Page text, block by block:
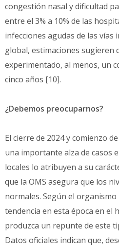
congestión nasal y dificultad
entre el 3% a 10% de las
infecciones agudas de las vías
global, estimaciones sugieren
experimentado, al menos, un
cinco años [10].
¿Debemos preocuparnos?
El cierre de 2024 y comienzo
una importante alza de casos
locales lo atribuyen a su
que la OMS asegura que los
normales. Según el
tendencia en esta época en el
produzca un repunte de este
Datos oficiales indican que,